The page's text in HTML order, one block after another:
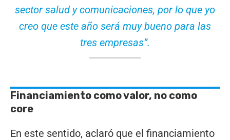
sector salud y comunicaciones, por lo que yo
creo que este año será muy bueno para las
tres empresas”.
Financiamiento como valor, no como
core
En este sentido, aclaró que el financiamiento